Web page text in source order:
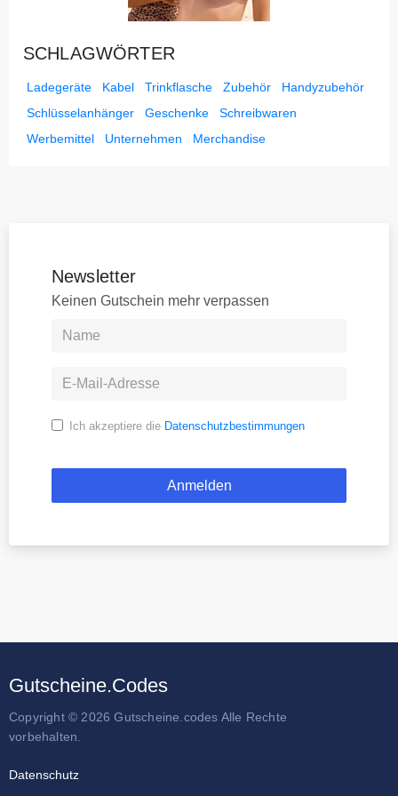
SCHLAGWÖRTER
Ladegeräte Kabel Trinkflasche Zubehör
Handyzubehör
Schlüsselanhänger
Geschenke
Schreibwaren
Werbemittel
Unternehmen Merchandise
Newsletter
Keinen Gutschein mehr verpassen
Ich akzeptiere die Datenschutzbestimmungen
Gutscheine.Codes
Copyright © 2026 Gutscheine.codes Alle Rechte
vorbehalten.
Datenschutz